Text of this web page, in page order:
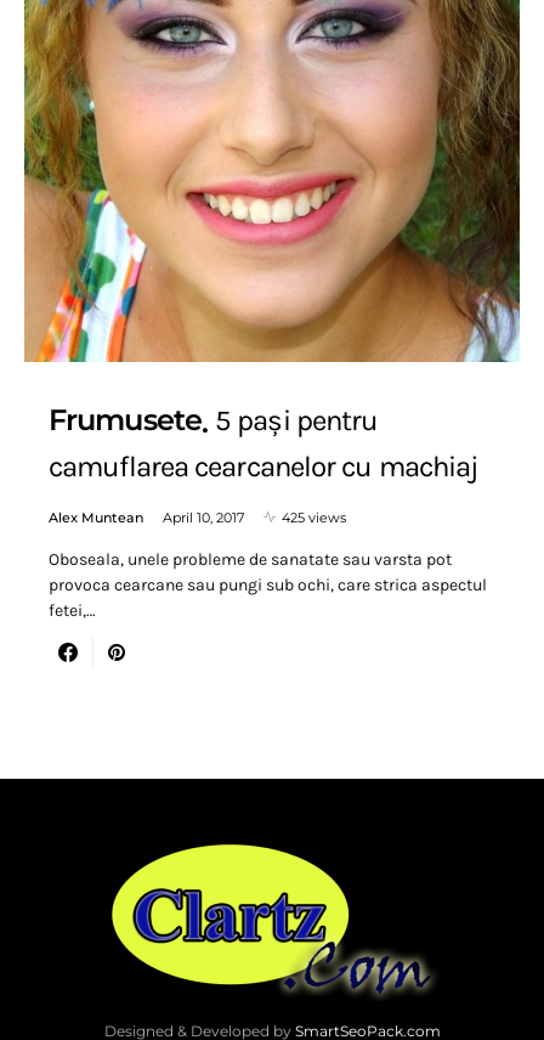
Frumusete 5 pași pentru
camuflarea cearcanelor cu machiaj
Alex Muntean April 10, 2017 425 views
Oboseala, unele probleme de sanatate sau varsta pot
provoca cearcane sau pungi sub ochi, care strica aspectul
fetei,…
Designed & Developed by SmartSeoPack.com